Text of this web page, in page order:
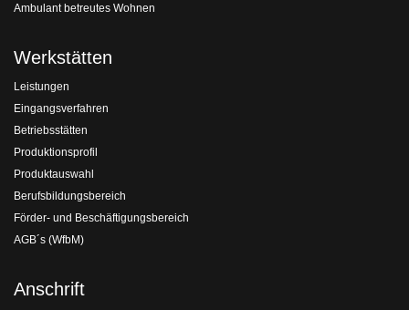
Ambulant betreutes Wohnen
Werkstätten
Leistungen
Eingangsverfahren
Betriebsstätten
Produktionsprofil
Produktauswahl
Berufsbildungsbereich
Förder- und Beschäftigungsbereich
AGB´s (WfbM)
Anschrift